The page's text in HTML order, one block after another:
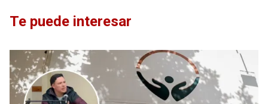
Te puede interesar